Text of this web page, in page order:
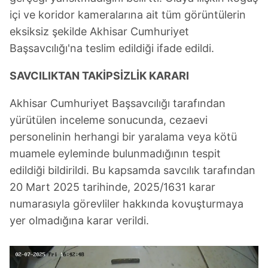
içi ve koridor kameralarına ait tüm görüntülerin
eksiksiz şekilde Akhisar Cumhuriyet
Başsavcılığı'na teslim edildiği ifade edildi.
SAVCILIKTAN TAKİPSİZLİK KARARI
Akhisar Cumhuriyet Başsavcılığı tarafından
yürütülen inceleme sonucunda, cezaevi
personelinin herhangi bir yaralama veya kötü
muamele eyleminde bulunmadığının tespit
edildiği bildirildi. Bu kapsamda savcılık tarafından
20 Mart 2025 tarihinde, 2025/1631 karar
numarasıyla görevliler hakkında kovuşturmaya
yer olmadığına karar verildi.